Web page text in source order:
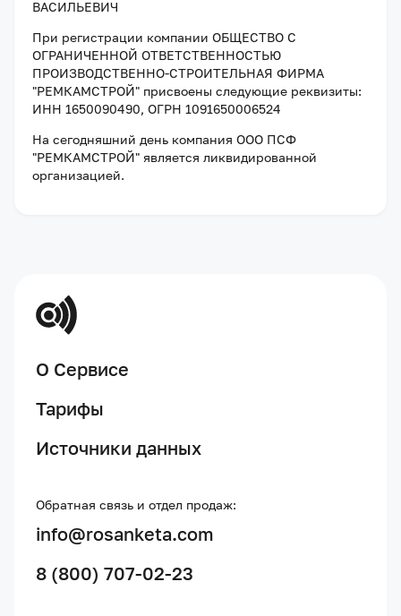
ВАСИЛЬЕВИЧ
При регистрации компании ОБЩЕСТВО С
ОГРАНИЧЕННОЙ ОТВЕТСТВЕННОСТЬЮ
ПРОИЗВОДСТВЕННО-СТРОИТЕЛЬНАЯ ФИРМА
"РЕМКАМСТРОЙ" присвоены следующие реквизиты:
ИНН 1650090490, ОГРН 1091650006524
На сегодняшний день компания ООО ПСФ
"РЕМКАМСТРОЙ" является ликвидированной
организацией.
О Сервисе
Тарифы
Источники данных
Обратная связь и отдел продаж:
info@rosanketa.com
8 (800) 707-02-23